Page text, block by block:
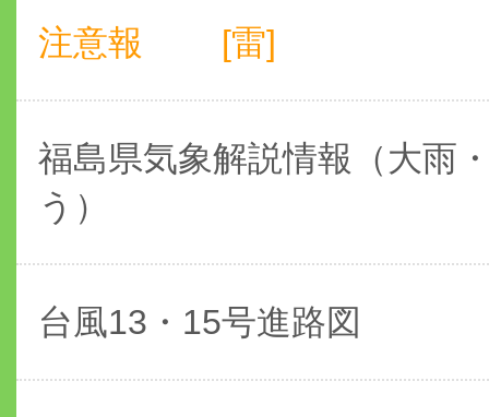
注意報 [雷]
福島県気象解説情報（大雨
う）
台風13・15号進路図